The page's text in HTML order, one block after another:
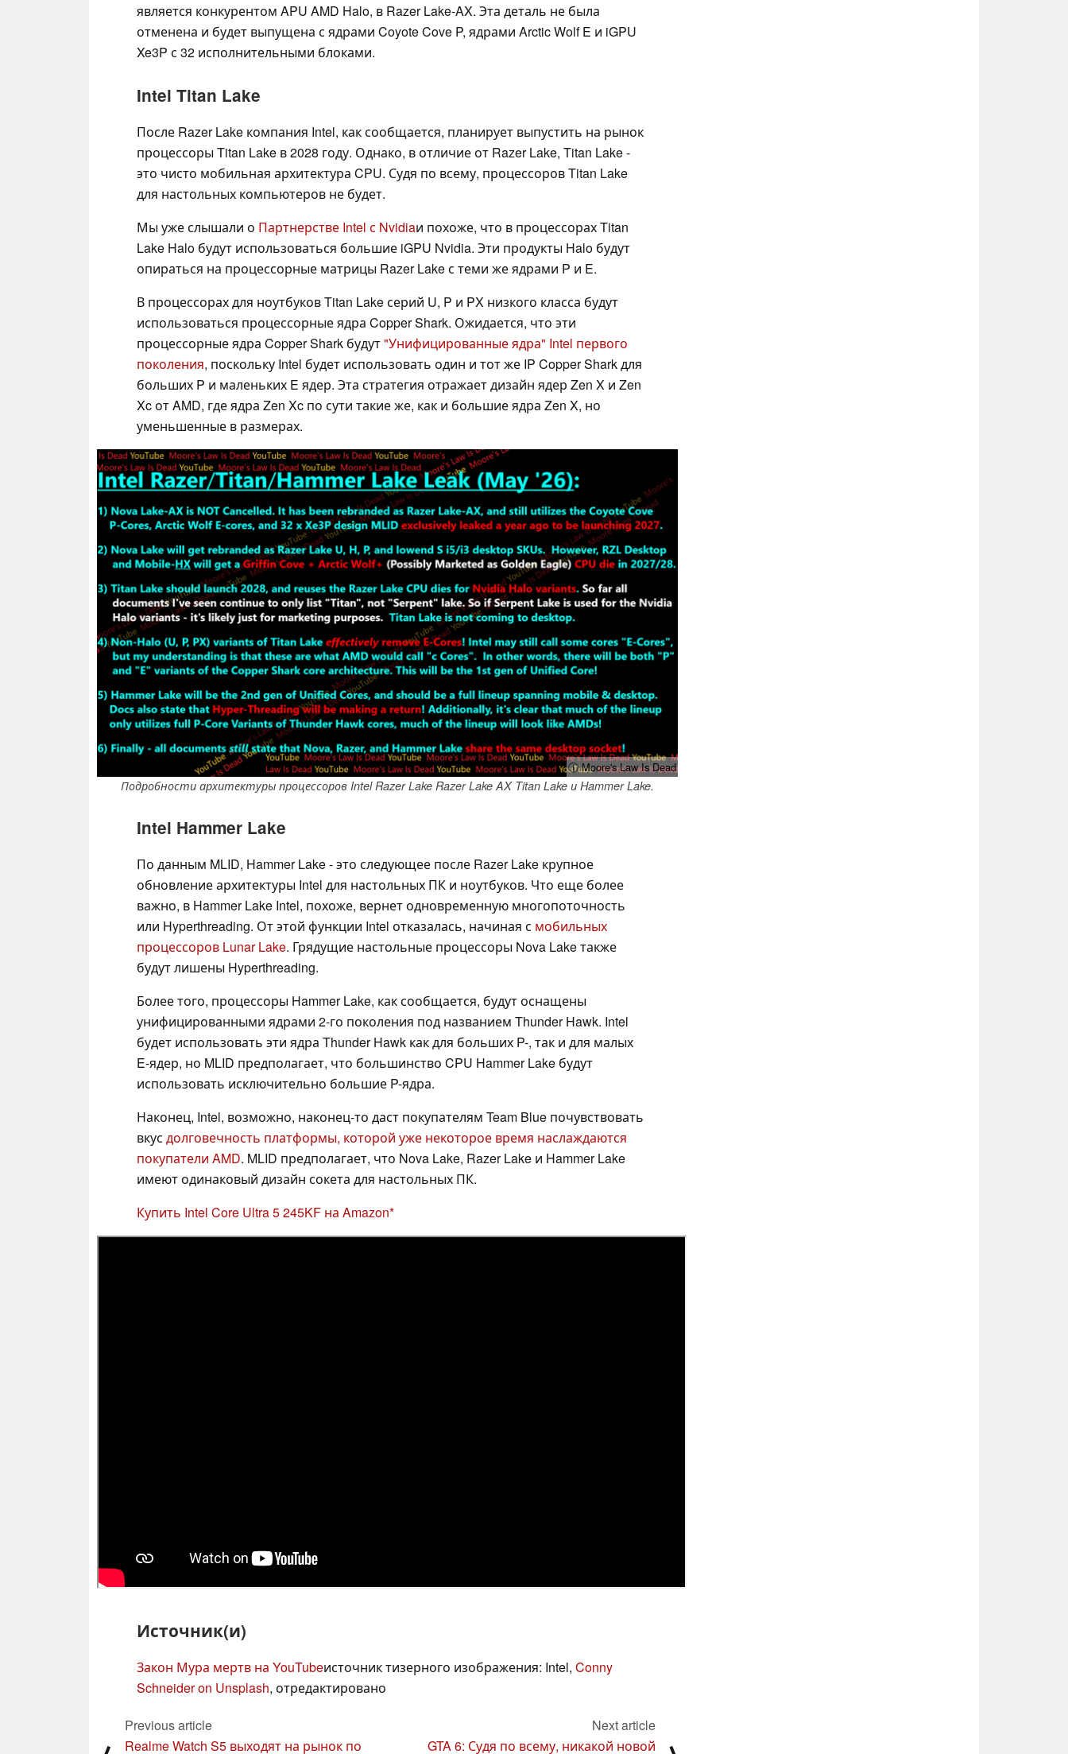
является конкурентом APU AMD Halo, в Razer Lake-AX. Эта деталь не была
отменена и будет выпущена с ядрами Coyote Cove P, ядрами Arctic Wolf E и iGPU
Xe3P с 32 исполнительными блоками.
Intel Titan Lake
После Razer Lake компания Intel, как сообщается, планирует выпустить на рынок
процессоры Titan Lake в 2028 году. Однако, в отличие от Razer Lake, Titan Lake -
это чисто мобильная архитектура CPU. Судя по всему, процессоров Titan Lake
для настольных компьютеров не будет.
Мы уже слышали о Партнерстве Intel с Nvidiaи похоже, что в процессорах Titan
Lake Halo будут использоваться большие iGPU Nvidia. Эти продукты Halo будут
опираться на процессорные матрицы Razer Lake с теми же ядрами P и E.
В процессорах для ноутбуков Titan Lake серий U, P и PX низкого класса будут
использоваться процессорные ядра Copper Shark. Ожидается, что эти
процессорные ядра Copper Shark будут"Унифицированные ядра" Intel первого
поколения, поскольку Intel будет использовать один и тот же IP Copper Shark для
больших P и маленьких E ядер. Эта стратегия отражает дизайн ядер Zen X и Zen
Xc от AMD, где ядра Zen Xc по сути такие же, как и большие ядра Zen X, но
уменьшенные в размерах.
ⓘ Moore's Law Is Dead
Подробности архитектуры процессоров Intel Razer Lake Razer Lake AX Titan Lake и Hammer Lake.
Intel Hammer Lake
По данным MLID, Hammer Lake - это следующее после Razer Lake крупное
обновление архитектуры Intel для настольных ПК и ноутбуков. Что еще более
важно, в Hammer Lake Intel, похоже, вернет одновременную многопоточность
или Hyperthreading. От этой функции Intel отказалась, начиная с мобильных
процессоров Lunar Lake. Грядущие настольные процессоры Nova Lake также
будут лишены Hyperthreading.
Более того, процессоры Hammer Lake, как сообщается, будут оснащены
унифицированными ядрами 2-го поколения под названием Thunder Hawk. Intel
будет использовать эти ядра Thunder Hawk как для больших P-, так и для малых
E-ядер, но MLID предполагает, что большинство CPU Hammer Lake будут
использовать исключительно большие P-ядра.
Наконец, Intel, возможно, наконец-то даст покупателям Team Blue почувствовать
вкус долговечность платформы, которой уже некоторое время наслаждаются
покупатели AMD. MLID предполагает, что Nova Lake, Razer Lake и Hammer Lake
имеют одинаковый дизайн сокета для настольных ПК.
Купить Intel Core Ultra 5 245KF на Amazon
Источник(и)
Закон Мура мертв на YouTubeисточник тизерного изображения: Intel, Conny
Schneider on Unsplash, отредактировано
Previous article
Realme Watch S5 выходят на рынок по
Next article
GTA 6: Судя по всему, никакой новой